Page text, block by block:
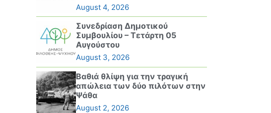
August 4, 2026
Συνεδρίαση Δημοτικού
Συμβουλίου – Τετάρτη 05
Αυγούστου
August 3, 2026
Βαθιά θλίψη για την τραγική
απώλεια των δύο πιλότων στην
Ψάθα
August 2, 2026